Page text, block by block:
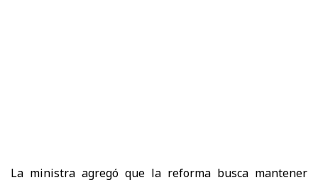
La ministra agregó que la reforma busca mantener